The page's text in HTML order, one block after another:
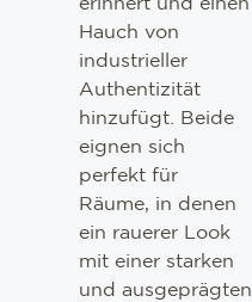
Hauch von
industrieller
Authentizität
hinzufügt. Beide
eignen sich
perfekt für
Räume, in denen
ein rauerer Look
mit einer starken
und ausgeprägten